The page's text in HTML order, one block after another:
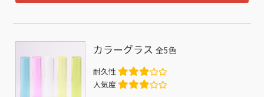
カラーグラス全5色
耐久性
人気度